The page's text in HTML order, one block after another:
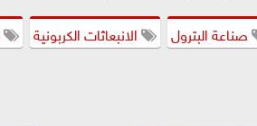
صناعة البترول الانبعاثات الكربونية